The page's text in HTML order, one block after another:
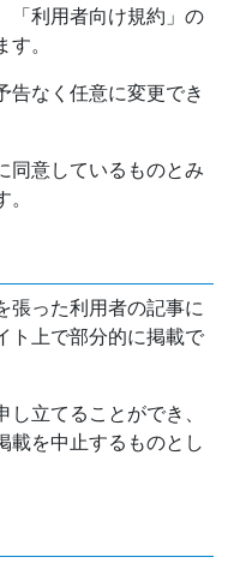
「利用者向け規約」の
。
告なく任意に変更でき
同意しているものとみ
張った利用者の記事に
ト上で部分的に掲載で
立てることができ、
載を中止するものとし